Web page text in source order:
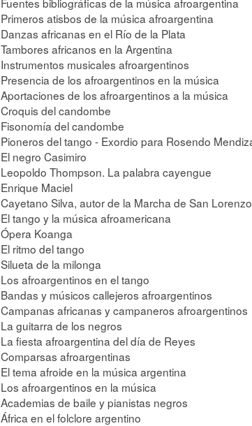
Primeros atisbos de la música afroargentina
Danzas africanas en el Río de la Plata
Tambores africanos en la Argentina
Instrumentos musicales afroargentinos
Presencia de los afroargentinos en la música
Aportaciones de los afroargentinos a la música
Croquis del candombe
Fisonomía del candombe
Pioneros del tango - Exordio para Rosendo
El negro Casimiro
Leopoldo Thompson. La palabra cayengue
Enrique Maciel
Cayetano Silva, autor de la Marcha de San Lorenzo
El tango y la música afroamericana
Ópera Koanga
El ritmo del tango
Silueta de la milonga
Los afroargentinos en el tango
Bandas y músicos callejeros afroargentinos
Campanas africanas y campaneros afroargentinos
La guitarra de los negros
La fiesta afroargentina del día de Reyes
Comparsas afroargentinas
El tema afroide en la música argentina
Los afroargentinos en la música
Academias de baile y pianistas negros
África en el folclore argentino